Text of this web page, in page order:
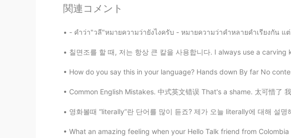
CN
超玥
Mike 麦克儿
関連コメント
- คำว่า"วลี"หมายความว่ายังไงครับ - หมายความว่าคำหลายคำเรียงกัน แ
칠면조를 할 때, 저는 항상 큰 칼을 사용합니다. I always use a carving
How do you say this in your language? Hands down By far No
Common English Mistakes. 中式英文错误 That's a shame. 太可惜了 我建议不用pity. 好像你
영화볼때 “literally”란 단어를 많이 듣죠? 제가 오늘 literally에 대해 설명해볼
What an amazing feeling when your Hello Talk friend from